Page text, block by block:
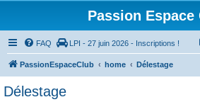
Passion Espace
FAQ LPI - 27 juin 2026 - Inscriptions !
PassionEspaceClub home Délestage
Délestage